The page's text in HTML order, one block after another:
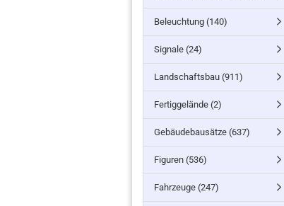
Beleuchtung (140)
Signale (24)
Landschaftsbau (911)
Fertiggelände (2)
Gebäudebausätze (637)
Figuren (536)
Fahrzeuge (247)